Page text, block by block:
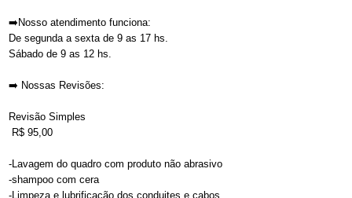
➡️Nosso atendimento funciona:
De segunda a sexta de 9 as 17 hs.
Sábado de 9 as 12 hs.
➡️ Nossas Revisões:
Revisão Simples
R$ 95,00
-Lavagem do quadro com produto não abrasivo
-shampoo com cera
-Limpeza e lubrificação dos conduites e cabos